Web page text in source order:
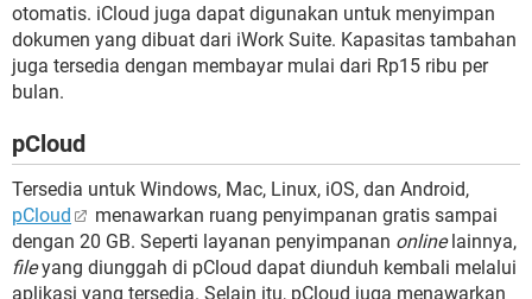
otomatis. iCloud juga dapat digunakan untuk menyimpan
dokumen yang dibuat dari iWork Suite. Kapasitas tambahan
juga tersedia dengan membayar mulai dari Rp15 ribu per
bulan.
pCloud
Tersedia untuk Windows, Mac, Linux, iOS, dan Android,
pCloud
menawarkan ruang penyimpanan gratis sampai
dengan 20 GB. Seperti layanan penyimpanan onlinelainnya,
fileyang diunggah di pCloud dapat diunduh kembali melalui
aplikasi yang tersedia. Selain itu, pCloud juga menawarkan